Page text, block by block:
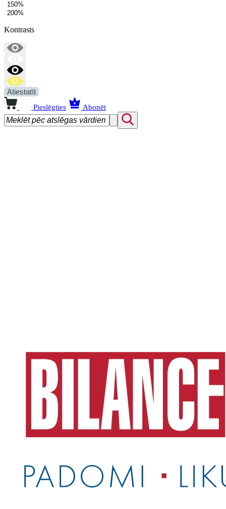
150%
200%
Kontrasts
Atiestatīt
Pieslēgties Abonēt